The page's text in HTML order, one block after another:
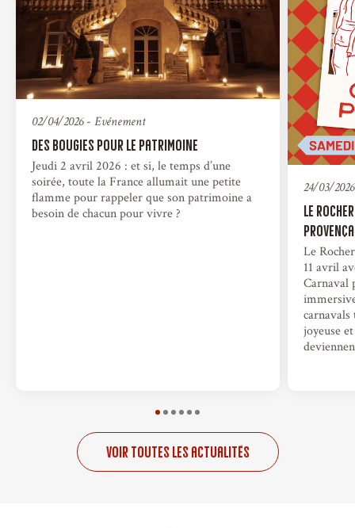
02/04/2026- Evénement
Des bougies pour le patrimoine
Jeudi 2 avril 2026 : et si, le temps d’une
soirée, toute la France allumait une petite
flamme pour rappeler que son patrimoine a
besoin de chacun pour vivre ?
24/03/2026
Le
Le
11 avril
Carnaval
joyeuse
Voir toutes les actualités